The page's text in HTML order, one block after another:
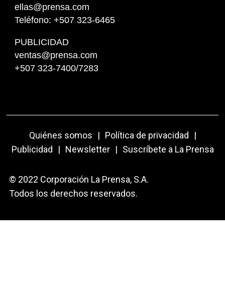
ellas@prensa.com
Teléfono: +507 323-6465
PUBLICIDAD
ventas@prensa.com
+507 323-7400/7283
Quiénes somos | Política de privacidad
|
Publicidad
| Newsletter | Suscríbete a La Prensa
© 2022 Corporación La Prensa, S.A.
Todos los derechos reservados.